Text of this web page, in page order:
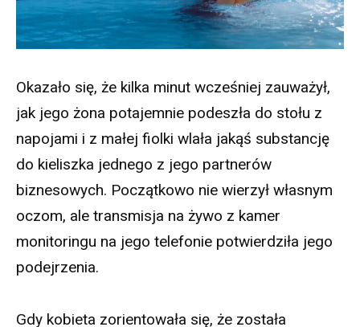
Okazało się, że kilka minut wcześniej zauważył,
jak jego żona potajemnie podeszła do stołu z
napojami i z małej fiolki wlała jakąś substancję
do kieliszka jednego z jego partnerów
biznesowych. Początkowo nie wierzył własnym
oczom, ale transmisja na żywo z kamer
monitoringu na jego telefonie potwierdziła jego
podejrzenia.
Gdy kobieta zorientowała się, że została